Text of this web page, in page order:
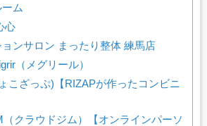
ム
心
ョンサロン まったり整体 練馬店
（メグリール）
こざっぷ)【RIZAPが作ったコンビニ
クラウドジム）【オンラインパーソ